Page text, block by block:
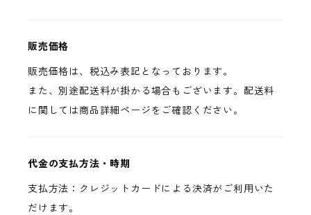
販売価格
販売価格は、税込み表記となっております。
また、別途配送料が掛かる場合もございます。配送料
に関しては商品詳細ページをご確認ください。
代金の支払方法・時期
支払方法：クレジットカードによる決済がご利用いた
だけます。